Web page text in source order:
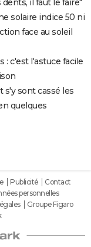
il faut le faire"
solaire indice 50 ni
face au soleil
: c'est l'astuce facile
s'y sont cassé les
quelques
Publicité
Contact
personnelles
Groupe Figaro